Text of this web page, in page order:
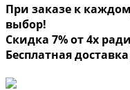
При заказе к
выбор!
Скидка 7% от 4х
Бесплатная